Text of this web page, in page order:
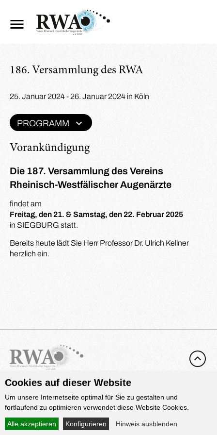
186. Versammlung des RWA
Vorankündigung
Die 187. Versammlung des Vereins
Rheinisch-Westfälischer Augenärzte
findet am
Freitag, den 21. & Samstag, den 22. Februar 2025
in SIEGBURG statt.
Bereits heute lädt Sie Herr Professor Dr. Ulrich Kellner
herzlich ein.
25. Januar 2024 - 26. Januar 2024 in Köln
PROGRAMM
Cookies auf dieser Website
Um unsere Internetseite optimal für Sie zu gestalten und
fortlaufend zu optimieren verwendet diese Website Cookies.
Alle akzeptieren Konfigurieren Hinweis ausblenden